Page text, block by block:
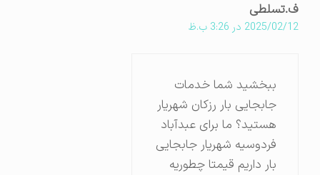
ف.تسلطی
2025/02/12 در 3:26 ب.ظ
ببخشید شما خدمات
جابجایی بار رزکان شهریار
هستید؟ ما برای عبدآباد
فردوسیه شهریار جابجایی
بار داریم قیمتا چطوریه